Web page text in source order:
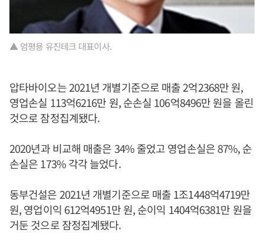
▲ 엄평용 유진테크 대표이사.
압타바이오는 2021년 개별기준으로 매출 2억2368만 원,
영업손실 113억6216만 원, 순손실 106억8496만 원을 올린
것으로 잠정집계됐다.
2020년과 비교해 매출은 34% 줄었고 영업손실은 87%, 순
손실은 173% 각각 늘었다.
동부건설은 2021년 개별기준으로 매출 1조1448억4719만
원, 영업이익 612억4951만 원, 순이익 1404억6381만 원을
거둔 것으로 잠정집계됐다.